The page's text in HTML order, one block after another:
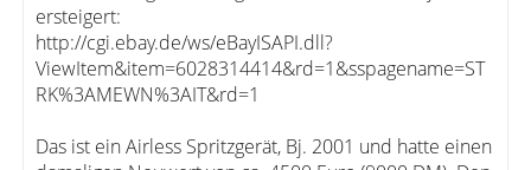
ersteigert:
http://cgi.ebay.de/ws/eBayISAPI.dll?
ViewItem&item=6028314414&rd=1&sspagename=ST
RK%3AMEWN%3AIT&rd=1
Das ist ein Airless Spritzgerät, Bj. 2001 und hatte einen